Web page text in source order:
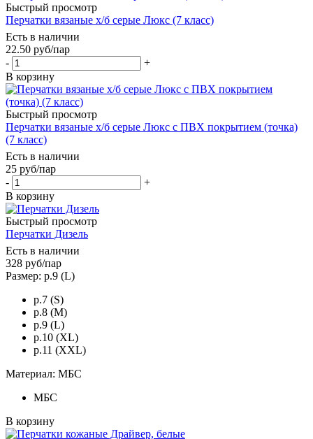
Быстрый просмотр
Перчатки вязаные х/б серые Люкс (7 класс)
Есть в наличии
22.50 руб/пар
-
+
В корзину
Быстрый просмотр
Перчатки вязаные х/б серые Люкс с ПВХ покрытием (точка)
(7 класс)
Есть в наличии
25 руб/пар
-
+
В корзину
Быстрый просмотр
Перчатки Дизель
Есть в наличии
328 руб/пар
Размер: р.9 (L)
р.7 (S)
р.8 (M)
р.9 (L)
р.10 (XL)
р.11 (XXL)
Материал: МБС
МБС
В корзину